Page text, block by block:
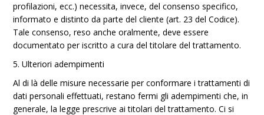
profilazioni, ecc.) necessita, invece, del consenso specifico,
informato e distinto da parte del cliente (art. 23 del Codice).
Tale consenso, reso anche oralmente, deve essere
documentato per iscritto a cura del titolare del trattamento.
5. Ulteriori adempimenti
Al di là delle misure necessarie per conformare i trattamenti di
dati personali effettuati, restano fermi gli adempimenti che, in
generale, la legge prescrive ai titolari del trattamento. Ci si